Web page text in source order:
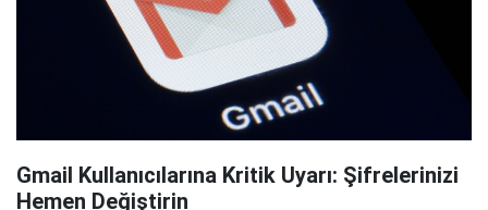
Gmail Kullanıcılarına Kritik Uyarı: Şifrelerinizi
Hemen Değiştirin